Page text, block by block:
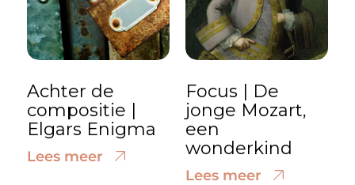
Achter de
compositie |
Elgars Enigma
Lees meer
Focus | De
jonge Mozart,
een
wonderkind
Lees meer